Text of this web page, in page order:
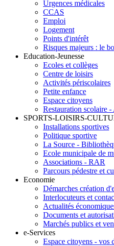
Urgences médicales
CCAS
Emploi
Logement
Points d'intérêt
Risques majeurs : le
Education-Jeunesse
Ecoles et collèges
Centre de loisirs
Activités périscolaires
Petite enfance
Espace citoyens
Restauration scolaire
SPORTS-LOISIRS-
Installations sportives
Politique sportive
La Source -
Ecole municipale de
Associations - RAR
Parcours pédestre et
Economie
Démarches création
Interlocuteurs et
Actualités
Documents et
Marchés publics et
e-Services
Espace citoyens - vos